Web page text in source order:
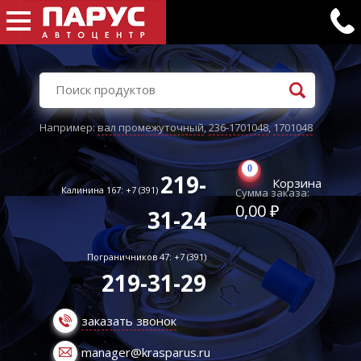
Например:вал промежуточный,236-1701048,1701048
Калинина 167: +7 (391) 219-
31-24
Пограничников 47: +7 (391)
219-31-29
заказать звонок
manager@krasparus.ru
0
Корзина
Сумма заказа:
0,00 ₽